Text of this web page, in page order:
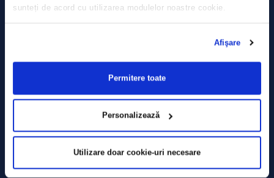
sunteți de acord cu utilizarea modulelor noastre cookie.
Afişare
Permitere toate
Personalizează
Utilizare doar cookie-uri necesare